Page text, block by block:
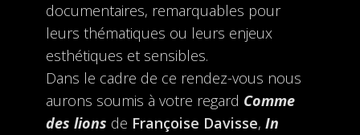
documentaires, remarquables pour
leurs thématiques ou leurs enjeux
esthétiques et sensibles.
Dans le cadre de ce rendez-vous nous
aurons soumis à votre regard Comme
des lions de Françoise Davisse, In